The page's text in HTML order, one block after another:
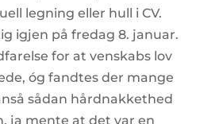
legning eller hull i CV.
igjen på fredag 8. januar.
for at venskabs lov
óg fandtes der mange
sådan hårdnakkethed
ja mente at det var en